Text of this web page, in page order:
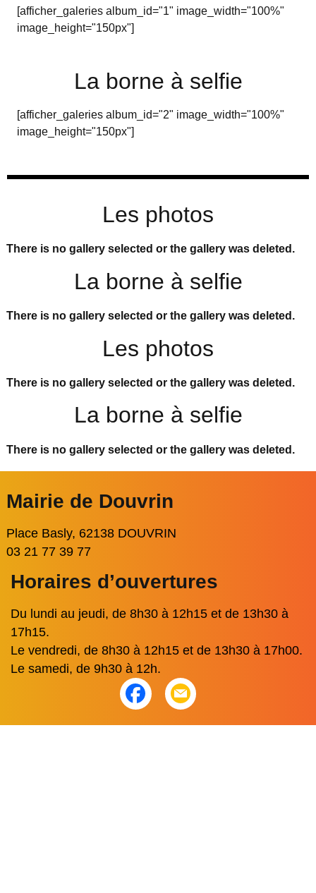
[afficher_galeries album_id="1" image_width="100%"
image_height="150px"]
La borne à selfie
[afficher_galeries album_id="2" image_width="100%"
image_height="150px"]
Les photos
There is no gallery selected or the gallery was deleted.
La borne à selfie
There is no gallery selected or the gallery was deleted.
Les photos
There is no gallery selected or the gallery was deleted.
La borne à selfie
There is no gallery selected or the gallery was deleted.
Mairie de Douvrin
Place Basly, 62138 DOUVRIN
03 21 77 39 77
Horaires d’ouvertures
Du lundi au jeudi, de 8h30 à 12h15 et de 13h30 à
17h15.
Le vendredi, de 8h30 à 12h15 et de 13h30 à 17h00.
Le samedi, de 9h30 à 12h.